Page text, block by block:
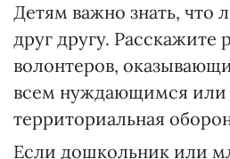
Детям важно знать, что
друг другу. Расскажите
волонтеров,
всем нуждающимся или
территориальная
Если дошкольник или